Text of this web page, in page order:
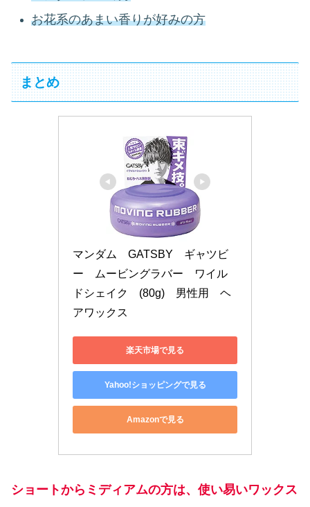
お花系のあまい香りが好みの方
まとめ
マンダム　GATSBY　ギャツビ
ー　ムービングラバー　ワイル
ドシェイク　(80g)　男性用　ヘ
アワックス
楽天市場で見る
Yahoo!ショッピングで見る
Amazonで見る
ショートからミディアムの方は、使い易いワックス